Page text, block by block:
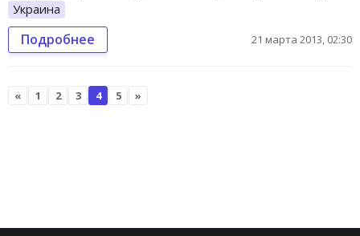
Украина
Подробнее 21 марта 2013, 02:30
« 1 2 3 4 5 »